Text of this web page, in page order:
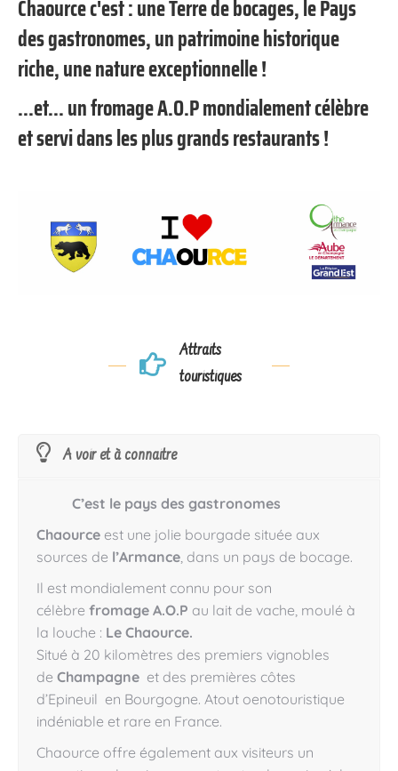
Chaource c'est : une Terre de bocages, le Pays
des gastronomes, un patrimoine historique
riche, une nature exceptionnelle !
...et... un fromage A.O.P mondialement célèbre
et servi dans les plus grands restaurants !
Attraits
touristiques
A voir et à connaitre
C’est le pays des gastronomes
Chaource est une jolie bourgade située aux
sources de l’Armance, dans un pays de bocage.
Il est mondialement connu pour son
célèbre fromage A.O.P au lait de vache, moulé à
la louche : Le Chaource.
Situé à 20 kilomètres des premiers vignobles
de Champagne et des premières côtes
d’Epineuil en Bourgogne. Atout oenotouristique
indéniable et rare en France.
Chaource offre également aux visiteurs un